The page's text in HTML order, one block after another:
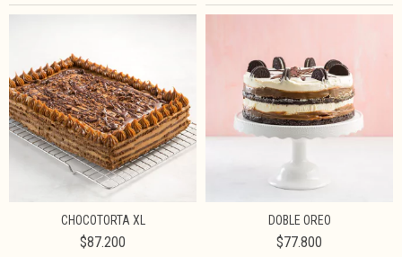
CHOCOTORTA XL
$87.200
DOBLE OREO
$77.800